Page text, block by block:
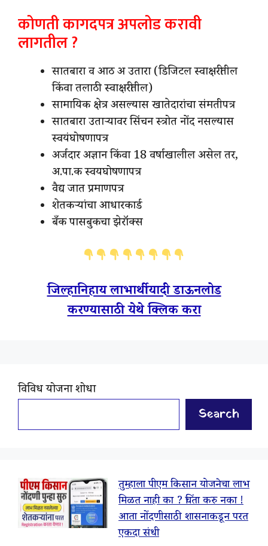
कोणती कागदपत्र अपलोड करावी
लागतील ?
सातबारा व आठ अ उतारा (डिजिटल स्वाक्षरीतील
किंवा तलाठी स्वाक्षरीतील)
सामायिक क्षेत्र असल्यास खातेदारांचा संमतीपत्र
सातबारा उताऱ्यावर सिंचन स्त्रोत नोंद नसल्यास
स्वयंघोषणापत्र
अर्जदार अज्ञान किंवा 18 वर्षाखालील असेल तर,
अ.पा.क स्वयघोषणापत्र
वैद्य जात प्रमाणपत्र
शेतकऱ्यांचा आधारकार्ड
बँक पासबुकचा झेरॉक्स
जिल्हानिहाय लाभार्थी यादी डाऊनलोड
करण्यासाठी येथे क्लिक करा
विविध योजना शोधा
Search
तुम्हाला पीएम किसान योजनेचा लाभ
मिळत नाही का ? चिंता करु नका !
आता नोंदणीसाठी शासनाकडून परत
एकदा संधी